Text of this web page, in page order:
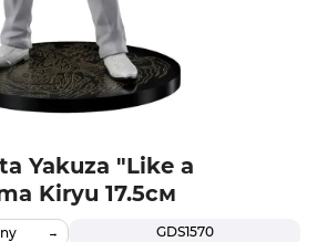
Yakuza "Like a
Kiryu 17.5см
GDS1570